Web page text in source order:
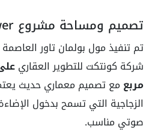
تصميم ومساحة مشروع Pullman tower
تم تنفيذ مول بولمان تاور العاصمة
شركة كونتكت للتطوير العقاري
مربع مع تصميم معماري حديث
الزجاجية التي تسمح بدخول
صوتي مناسب.